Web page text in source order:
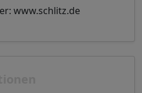
www.schlitz.de